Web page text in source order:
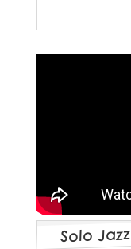
Solo Jazz